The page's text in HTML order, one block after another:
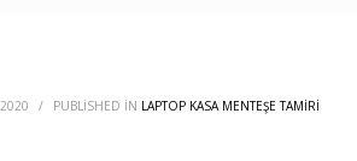
/ PUBLISHED IN LAPTOP KASA MENTEŞE TAMIRI